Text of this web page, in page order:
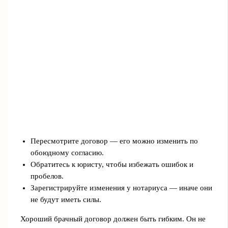
Пересмотрите договор — его можно изменить по
обоюдному согласию.
Обратитесь к юристу, чтобы избежать ошибок и
пробелов.
Зарегистрируйте изменения у нотариуса — иначе они
не будут иметь силы.
Хороший брачный договор должен быть гибким. Он не